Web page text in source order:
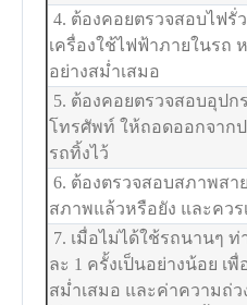
4. ต้องคอยตรวจสอบไฟรั่
เครื่องใช้ไฟฟ้าภายในรถ
อย่างสม่ำเสมอ
5. ต้องคอยตรวจสอบอุป
โทรศัพท์ ให้ถอดออกจาก
รถทิ้งไว้
6. ต้องตรวจสอบสภาพส
สภาพแล้วหรือยัง และคว
7. เมื่อไม่ได้ใช้รถนานๆ
ละ 1 ครั้งเป็นอย่างน้อย เ
สม่ำเสมอ และค่าความถ่ว